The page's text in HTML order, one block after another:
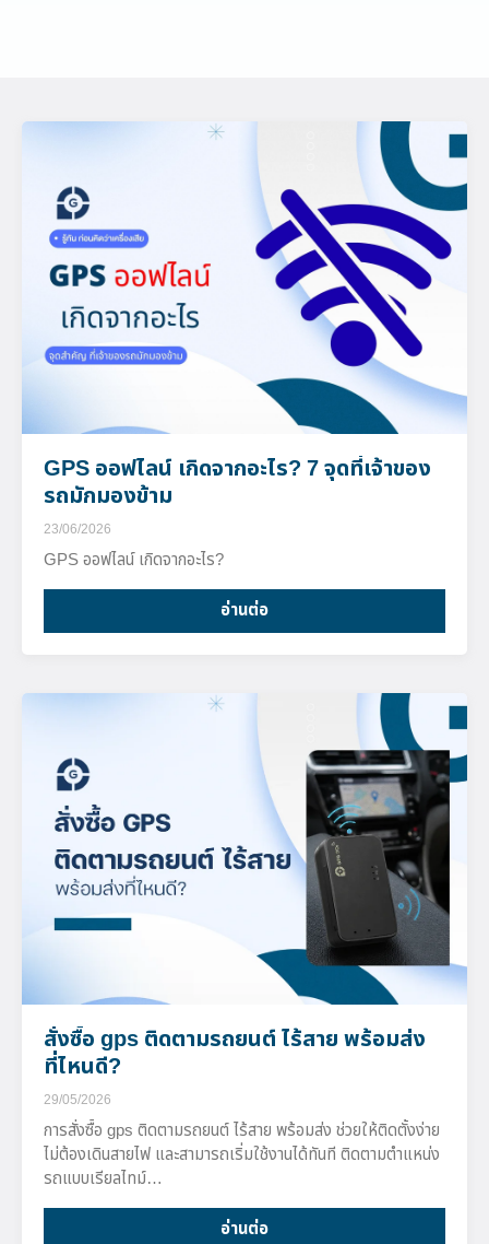
GPS ออฟไลน์ เกิดจากอะไร? 7 จุดที่เจ้าของ
รถมักมองข้าม
23/06/2026
GPS ออฟไลน์ เกิดจากอะไร?
อ่านต่อ
สั่งซื้อ gps ติดตามรถยนต์ ไร้สาย พร้อมส่ง
ที่ไหนดี?
29/05/2026
การสั่งซื้อ gps ติดตามรถยนต์ ไร้สาย พร้อมส่ง ช่วยให้ติดตั้งง่าย
ไม่ต้องเดินสายไฟ และสามารถเริ่มใช้งานได้ทันที ติดตามตำแหน่ง
รถแบบเรียลไทม์…
อ่านต่อ